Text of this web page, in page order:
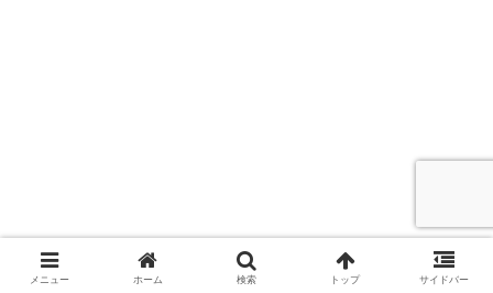
メニュー ホーム 検索 トップ サイドバー